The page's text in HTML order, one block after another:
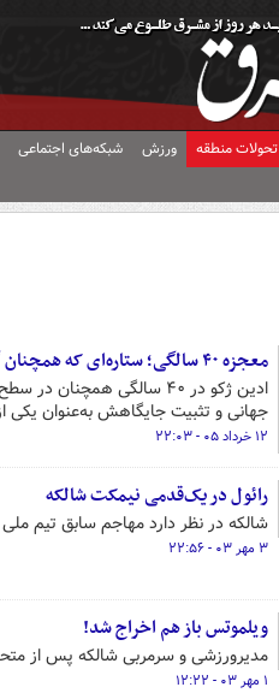
تحولات منطقه ورزش شبکه‌های اجتماعی
معجزه ۴۰ سالگی؛ ستاره‌ای که همچنان گل می‌زند و تاریخ می‌سازد
ادین ژکو در ۴۰ سالگی
جهانی و تثبیت جایگاهش به‌عنوان یکی
۱۲ خرداد ۰۵ - ۲۲:۰۳
رائول در یک‌قدمی نیمکت شالکه
شالکه در نظر دارد مهاجم سابق تیم
۳ مهر ۰۳ - ۲۲:۵۶
ویلموتس باز هم اخراج شد!
مدیرورزشی و سرمربی شالکه پس از
۱ مهر ۰۳ - ۱۲:۲۲